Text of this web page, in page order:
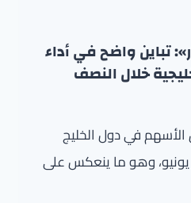
تباين واضح في أداء
خلال النصف
في دول الخليج
يونيو، وهو ما ينعكس على